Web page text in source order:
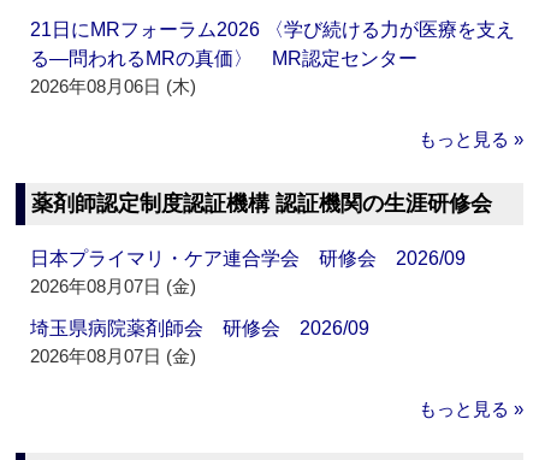
21日にMRフォーラム2026 〈学び続ける力が医療を支え
る―問われるMRの真価〉 MR認定センター
2026年08月06日 (木)
もっと見る »
薬剤師認定制度認証機構 認証機関の生涯研修会
日本プライマリ・ケア連合学会 研修会 2026/09
2026年08月07日 (金)
埼玉県病院薬剤師会 研修会 2026/09
2026年08月07日 (金)
もっと見る »